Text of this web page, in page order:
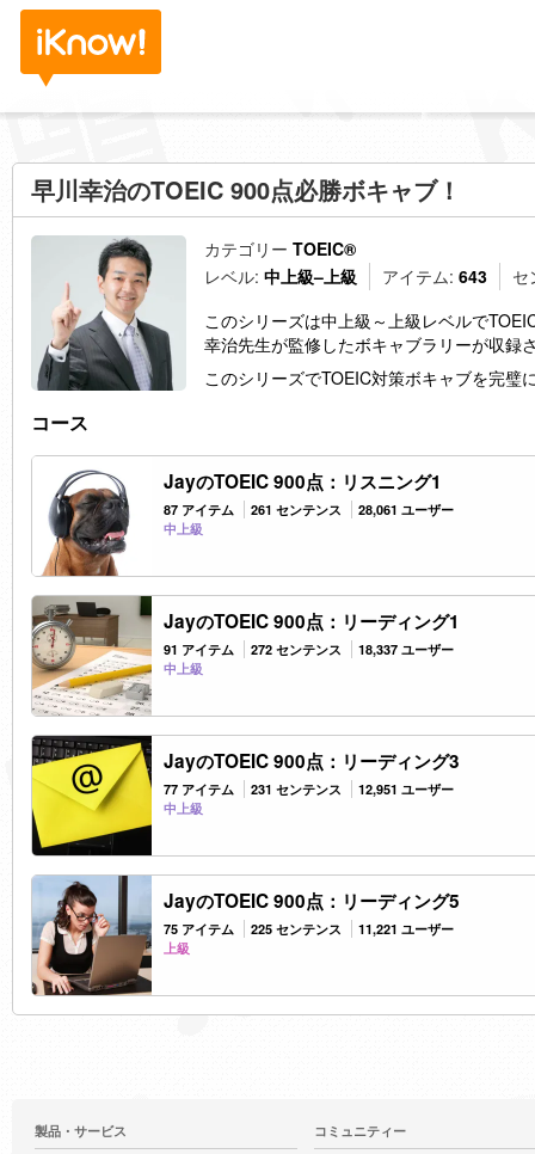
早川幸治のTOEIC 900点必勝ボキャブ！
カテゴリー TOEIC®
レベル: 中上級–上級 アイテム: 643
セ
このシリーズは中上級～上級レベルで
幸治先生が監修したボキャブラリーが収録
このシリーズでTOEIC対策ボキャブを完璧
コース
JayのTOEIC 900点：リスニング1
87 アイテム 261 センテンス
28,061 ユーザー
中上級
JayのTOEIC 900点：リーディング1
91 アイテム 272 センテンス
18,337 ユーザー
中上級
JayのTOEIC 900点：リーディング3
77 アイテム 231 センテンス
12,951 ユーザー
中上級
JayのTOEIC 900点：リーディング5
75 アイテム 225 センテンス
11,221 ユーザー
上級
製品・サービス コミュニティー